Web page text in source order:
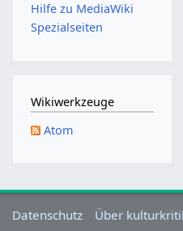
Hilfe zu MediaWiki
Spezialseiten
Wikiwerkzeuge
Atom
Datenschutz Über